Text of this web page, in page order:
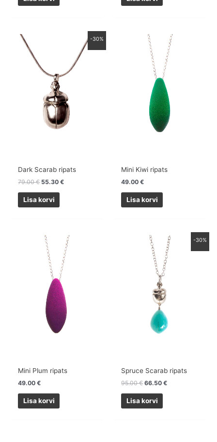
-30%
Dark Scarab ripats
79.00€ 55.30€
Praegune
55.30 €.
Lisa korvi
Mini Kiwi ripats
49.00€
Lisa korvi
Mini Plum ripats
49.00€
Lisa korvi
-30%
Spruce Scarab ripats
95.00€
Algne
hind
oli:
95.00 €.
66.50€
Praegune
hind
on:
Lisa korvi